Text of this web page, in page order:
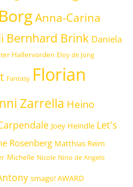
Anna-Carina
Bernhard Brink Daniela
Hallervorden Eloy de Jong
Fantasy Florian
Zarrella Heino
Joey Heindle Let's
Rosenberg Matthias Reim
Michelle Nicole Nino de Angelo
smago! AWARD